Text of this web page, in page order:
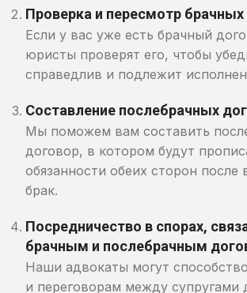
Проверка и пересмотр
Если у вас уже есть брачный
юристы проверят его, чтобы
справедлив и подлежит
Составление послебрачных
Мы поможем вам составить
договор, в котором будут
обязанности обеих сторон после
брак.
Посредничество в спорах,
брачным и послебрачным
Наши адвокаты могут
и переговорам между супругами